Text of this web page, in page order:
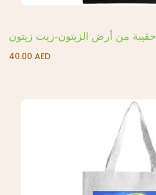
حقيبة من أرض الزيتون-زيت زيتون
40.00 AED